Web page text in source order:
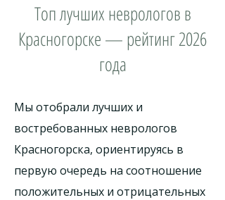
Топ лучших неврологов в
Красногорске — рейтинг 2026
года
Мы отобрали лучших и
востребованных неврологов
Красногорска, ориентируясь в
первую очередь на соотношение
положительных и отрицательных